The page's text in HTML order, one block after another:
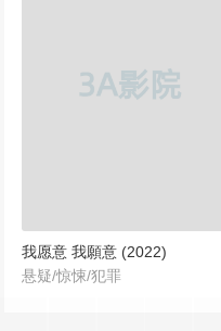
我愿意 我願意 (2022)
悬疑/惊悚/犯罪